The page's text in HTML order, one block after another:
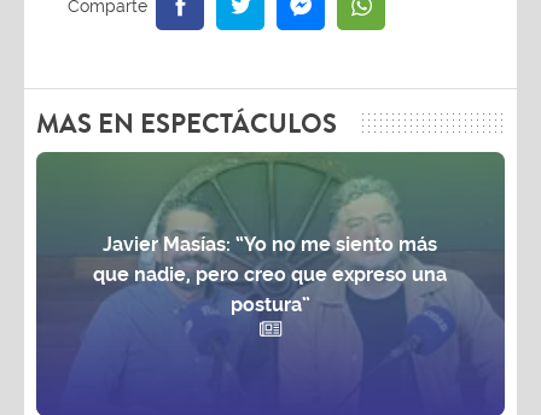
MAS EN ESPECTÁCULOS
Javier Masías: “Yo no me siento más
que nadie, pero creo que expreso una
postura”